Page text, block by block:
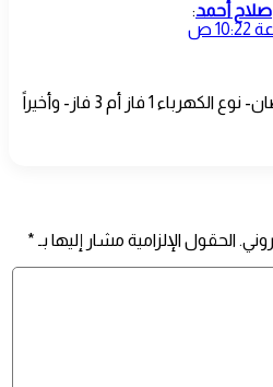
صلاح أحمد:
قدرة الماتور بالحصان- نوع الكهرباء 1 فاز أم 3 فاز- وأخيراً
الحقول الإلزامية مشار إليها بـ *